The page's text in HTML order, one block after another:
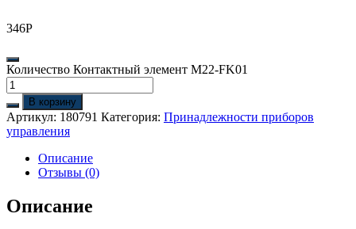
346Р
Количество Контактный элемент M22-FK01
В корзину
Артикул: 180791 Категория: Принадлежности приборов
управления
Описание
Отзывы (0)
Описание